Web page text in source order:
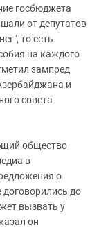
госбюджета
от депутатов
то есть
на каждого
зампред
и
совета
общество
в
о
договорились до
вызвать у
он